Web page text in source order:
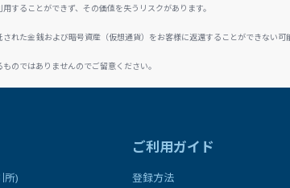
することができず、その価値を失うリスクがあります。
た金銭および暗号資産（仮想通貨）をお客様に返還することができない
のではありませんのでご留意ください。
所)
ご利用ガイド
登録方法